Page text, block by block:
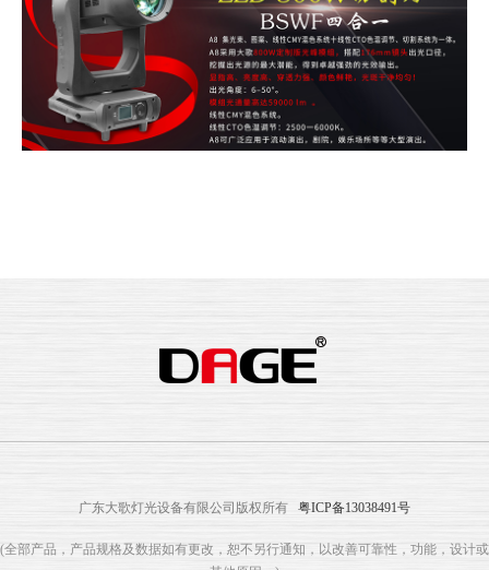
广东大歌灯光设备有限公司版权所有 粤ICP备13038491号
(全部产品，产品规格及数据如有更改，恕不另行通知，以改善可靠性，功能，设计或